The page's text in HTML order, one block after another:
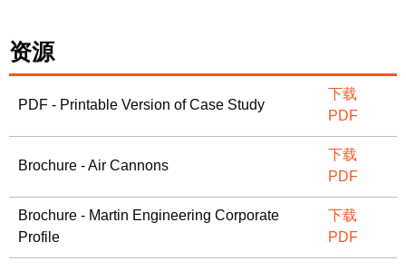
资源
PDF - Printable Version of Case Study
下载
PDF
Brochure - Air Cannons
下载
PDF
Brochure - Martin Engineering Corporate
Profile
下载
PDF